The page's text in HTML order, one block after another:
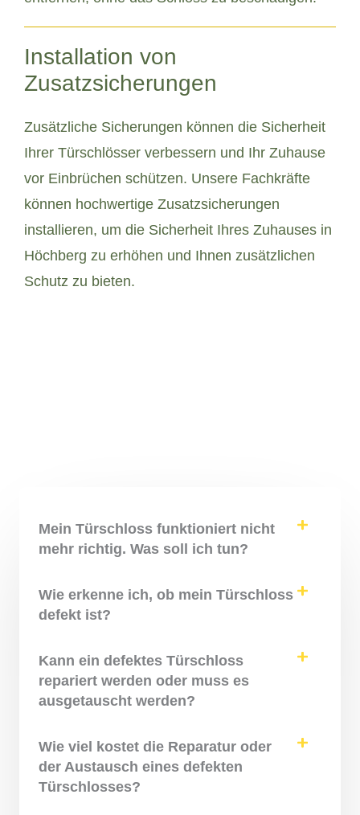
Installation von
Zusatzsicherungen
Zusätzliche Sicherungen können die Sicherheit
Ihrer Türschlösser verbessern und Ihr Zuhause
vor Einbrüchen schützen. Unsere Fachkräfte
können hochwertige Zusatzsicherungen
installieren, um die Sicherheit Ihres Zuhauses in
Höchberg zu erhöhen und Ihnen zusätzlichen
Schutz zu bieten.
Mein Türschloss funktioniert nicht
mehr richtig. Was soll ich tun?
Wie erkenne ich, ob mein Türschloss
defekt ist?
Kann ein defektes Türschloss
repariert werden oder muss es
ausgetauscht werden?
Wie viel kostet die Reparatur oder
der Austausch eines defekten
Türschlosses?